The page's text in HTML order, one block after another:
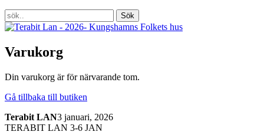
Sök
Sök
efter:
Varukorg
Din varukorg är för närvarande tom.
Gå tillbaka till butiken
Terabit LAN3 januari, 2026
TERABIT LAN 3-6 JAN